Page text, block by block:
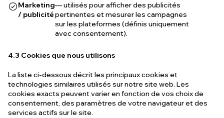
Marketing
/ publicité
— utilisés pour afficher des publicités
pertinentes et mesurer les campagnes
sur les plateformes (définis uniquement
avec consentement).
4.3 Cookies que nous utilisons
La liste ci-dessous décrit les principaux cookies et
technologies similaires utilisés sur notre site web. Les
cookies exacts peuvent varier en fonction de vos choix de
consentement, des paramètres de votre navigateur et des
services actifs sur le site.